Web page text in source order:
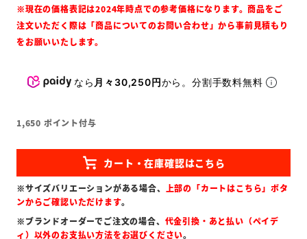
なら 月々30,250円から。分割手数料無料
1,650 ポイント付与
※サイズバリエーションがある場合、 上部の「カートはこちら」ボタ
ンからご確認いただけます。
※ブランドオーダーでご注文の場合、 代金引換・あと払い（ペイデ
ィ）以外のお支払い方法をお選びください。